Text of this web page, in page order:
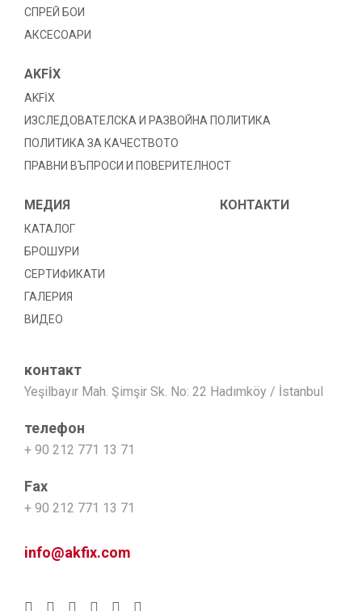
СПРЕЙ БОИ
АКСЕСОАРИ
AKFİX
AKFİX
ИЗСЛЕДОВАТЕЛСКА И РАЗВОЙНА ПОЛИТИКА
ПОЛИТИКА ЗА КАЧЕСТВОТО
ПРАВНИ ВЪПРОСИ И ПОВЕРИТЕЛНОСТ
МЕДИЯ
КАТАЛОГ
БРОШУРИ
СЕРТИФИКАТИ
ГАЛЕРИЯ
ВИДЕО
КОНТАКТИ
контакт
Yeşilbayır Mah. Şimşir Sk. No: 22 Hadımköy / İstanbul
телефон
+ 90 212 771 13 71
Fax
+ 90 212 771 13 71
info@akfix.com